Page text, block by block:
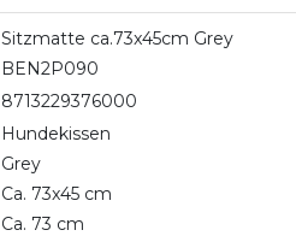
Sitzmatte ca.73x45cm Grey
BEN2P090
8713229376000
Hundekissen
Grey
Ca. 73x45 cm
Ca. 73 cm